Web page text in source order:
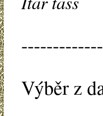
Výběr z